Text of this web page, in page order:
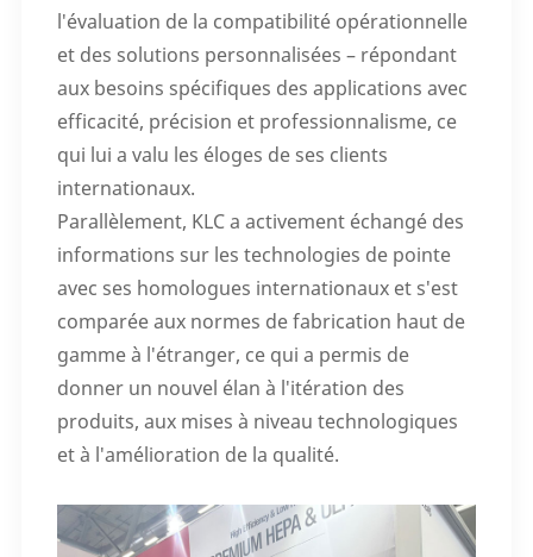
l'évaluation de la compatibilité opérationnelle
et des solutions personnalisées – répondant
aux besoins spécifiques des applications avec
efficacité, précision et professionnalisme, ce
qui lui a valu les éloges de ses clients
internationaux.
Parallèlement, KLC a activement échangé des
informations sur les technologies de pointe
avec ses homologues internationaux et s'est
comparée aux normes de fabrication haut de
gamme à l'étranger, ce qui a permis de
donner un nouvel élan à l'itération des
produits, aux mises à niveau technologiques
et à l'amélioration de la qualité.